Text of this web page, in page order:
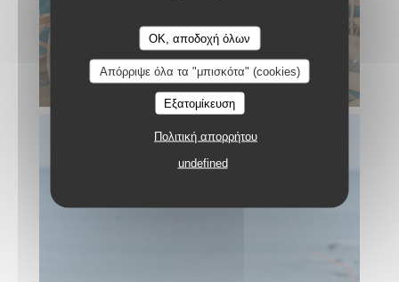
OK, αποδοχή όλων
Απόρριψε όλα τα "μπισκότα" (cookies)
Εξατομίκευση
Πολιτική απορρήτου
undefined
Le Café de la Plage